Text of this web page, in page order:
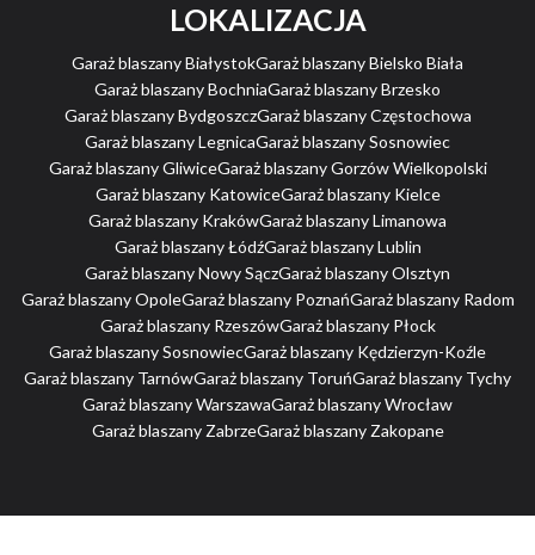
LOKALIZACJA
Garaż blaszany BiałystokGaraż blaszany Bielsko Biała
Garaż blaszany BochniaGaraż blaszany Brzesko
Garaż blaszany BydgoszczGaraż blaszany Częstochowa
Garaż blaszany LegnicaGaraż blaszany Sosnowiec
Garaż blaszany GliwiceGaraż blaszany Gorzów Wielkopolski
Garaż blaszany KatowiceGaraż blaszany Kielce
Garaż blaszany KrakówGaraż blaszany Limanowa
Garaż blaszany ŁódźGaraż blaszany Lublin
Garaż blaszany Nowy SączGaraż blaszany Olsztyn
Garaż blaszany OpoleGaraż blaszany PoznańGaraż blaszany Radom
Garaż blaszany RzeszówGaraż blaszany Płock
Garaż blaszany SosnowiecGaraż blaszany Kędzierzyn-Koźle
Garaż blaszany TarnówGaraż blaszany ToruńGaraż blaszany Tychy
Garaż blaszany WarszawaGaraż blaszany Wrocław
Garaż blaszany ZabrzeGaraż blaszany Zakopane